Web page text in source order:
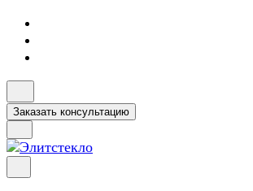
Заказать консультацию